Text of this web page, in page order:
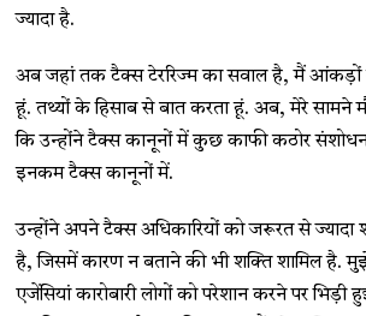
ज्यादा है.
अब जहां तक टैक्स टेररिज्म का सवाल है, मैं आंकड़ों
हूं. तथ्यों के हिसाब से बात करता हूं. अब, मेरे सामने
कि उन्होंने टैक्स कानूनों में कुछ काफी कठोर
इनकम टैक्स कानूनों में.
उन्होंने अपने टैक्स अधिकारियों को जरूरत से ज्यादा
है, जिसमें कारण न बताने की भी शक्ति शामिल है.
एजेंसियां कारोबारी लोगों को परेशान करने पर